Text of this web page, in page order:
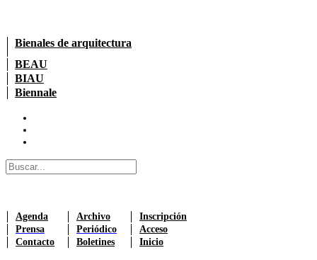
Bienales de arquitectura
BEAU
BIAU
Biennale
Agenda Archivo
Inscripción
Prensa
Periódico
Acceso
Contacto
Boletines Inicio